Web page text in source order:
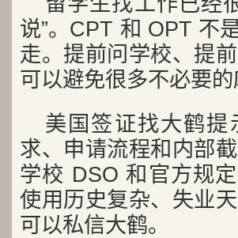
说”。CPT 和 OPT 不
走。提前问学校、提
可以避免很多不必要的
美国签证找大鹤
求、申请流程和内部
学校 DSO 和官方规
使用历史复杂、失业
可以私信大鹤。